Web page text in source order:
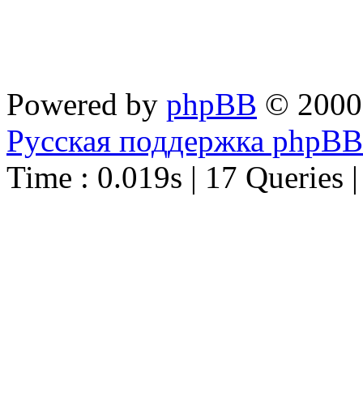
Powered by phpBB ©
Русская поддержка phpBB
Time : 0.019s | 17 Queries